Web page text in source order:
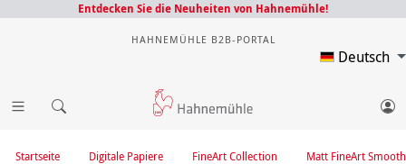
Entdecken Sie die Neuheiten von Hahnemühle!
HAHNEMÜHLE B2B-PORTAL
Deutsch
Matt FineArt Smooth
FineArt Collection
Digitale Papiere
Startseite